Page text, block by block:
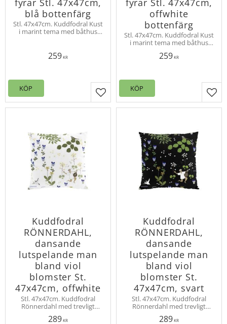
fyrar Stl. 47x47cm,
blå bottenfärg
Stl. 47x47cm. Kuddfodral Kust
i marint tema med båthus
259KR
Lägg till i favoriter
KÖP
fyrar Stl. 47x47cm,
offwhite
bottenfärg
Stl. 47x47cm. Kuddfodral Kust
i marint tema med båthus
skär. Design Louise Videlyck
259KR
KÖP
Kuddfodral
RÖNNERDAHL,
dansande
lutspelande man
bland viol
blomster St.
47x47cm, offwhite
Stl. 47x47cm. Kuddfodral
Rönnerdahl med trevligt
mönster designat av Louise
Videlyck. Violblomster och
289KR
Kuddfodral
RÖNNERDAHL,
dansande
lutspelande man
bland viol
blomster St.
47x47cm, svart
Stl. 47x47cm. Kuddfodral
Rönnerdahl med trevligt
mönster designat av Louise
Videlyck. Violblomster och
289KR